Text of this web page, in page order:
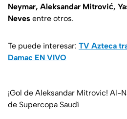
Neymar, Aleksandar Mitrović,
Neves entre otros.
Te puede interesar: TV Azteca
Damac EN VIVO
¡Gol de Aleksandar Mitrovic! Al-
de Supercopa Saudí